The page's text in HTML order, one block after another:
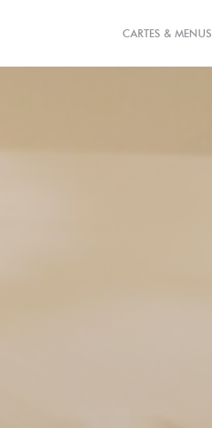
en matière de cookies
CARTES & MENUS